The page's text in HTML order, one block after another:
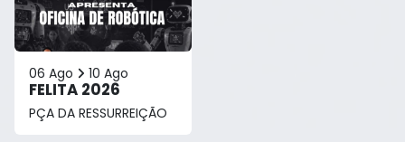
06 Ago 10 Ago
FELITA 2026
PÇA DA RESSURREIÇÃO